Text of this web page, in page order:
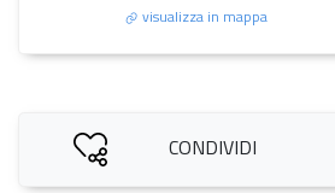
visualizza in mappa
CONDIVIDI